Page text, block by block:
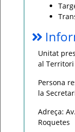
Unitat
al Territori
Persona
la
Adreça:
Roquetes